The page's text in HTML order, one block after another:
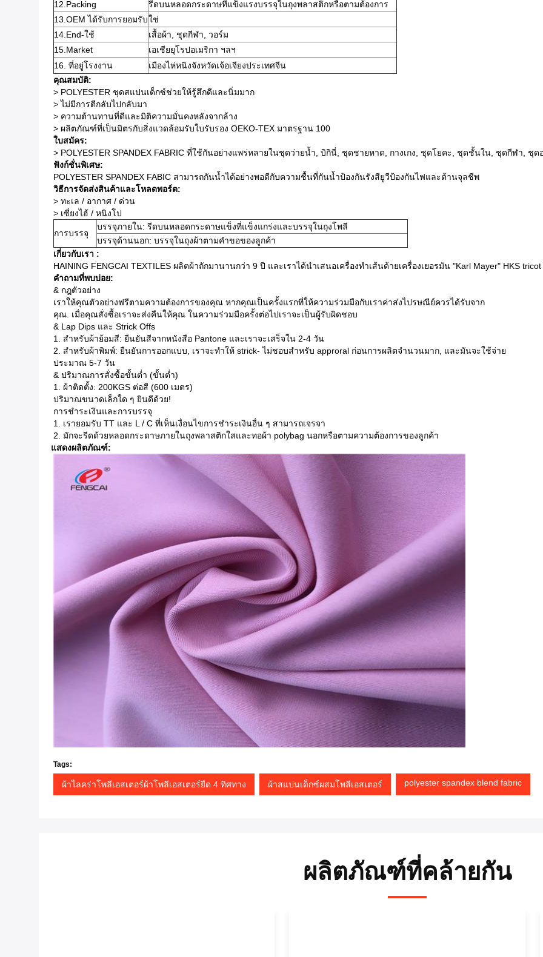
12.Packing
รีดบนหลอดกระดาษที่แข็งแรงบรรจุในถุงพลาสติกหรือตามต้องการ
13.OEM ได้รับการยอมรับใช่
14.End-ใช้
เสื้อผ้า, ชุดกีฬา, วอร์ม
15.Market
เอเชียยุโรปอเมริกา ฯลฯ
16. ที่อยู่โรงงาน
เมืองไห่หนิงจังหวัดเจ้อเจียงประเทศจีน
คุณสมบัติ:
> POLYESTER ชุดสแปนเด็กซ์ช่วยให้รู้สึกดีและนิ่มมาก
> ไม่มีการตีกลับไปกลับมา
> ความต้านทานที่ดีและมิติความมั่นคงหลังจากล้าง
> ผลิตภัณฑ์ที่เป็นมิตรกับสิ่งแวดล้อมรับใบรับรอง OEKO-TEX มาตรฐาน 100
ใบสมัคร:
> POLYESTER SPANDEX FABRIC ที่ใช้กันอย่างแพร่หลายในชุดว่ายน้ำ, บิกินี่, ชุดชายหาด, กางเกง, ชุดโยคะ, ชุดชั้นใน, ชุดกีฬา, ชุด
ฟังก์ชั่นพิเศษ:
POLYESTER SPANDEX FABIC สามารถกันน้ำได้อย่างพอดีกับความชื้นที่กันน้ำป้องกันรังสียูวีป้องกันไฟและต้านจุลชีพ
วิธีการจัดส่งสินค้าและโหลดพอร์ต:
> ทะเล / อากาศ / ด่วน
> เซี่ยงไฮ้ / หนิงโป
การบรรจุ
บรรจุภายใน: รีดบนหลอดกระดาษแข็งที่แข็งแกร่งและบรรจุในถุงโพลี
บรรจุด้านนอก: บรรจุในถุงผ้าตามคำขอของลูกค้า
เกี่ยวกับเรา :
HAINING FENGCAI TEXTILES ผลิตผ้าถักมานานกว่า 9 ปี และเราได้นำเสนอเครื่องทำเส้นด้ายเครื่องเยอรมัน "Karl Mayer" HKS
คำถามที่พบบ่อย:
& กฎตัวอย่าง
เราให้คุณตัวอย่างฟรีตามความต้องการของคุณ หากคุณเป็นครั้งแรกที่ให้ความร่วมมือกับเราค่าส่งไปรษณีย์ควรได้รับจาก
คุณ. เมื่อคุณสั่งซื้อเราจะส่งคืนให้คุณ ในความร่วมมือครั้งต่อไปเราจะเป็นผู้รับผิดชอบ
& Lap Dips และ Strick Offs
1. สำหรับผ้าย้อมสี: ยืนยันสีจากหนังสือ Pantone และเราจะเสร็จใน 2-4 วัน
2. สำหรับผ้าพิมพ์: ยืนยันการออกแบบ, เราจะทำให้ strick- ไม่ชอบสำหรับ approral ก่อนการผลิตจำนวนมาก, และมันจะใช้จ่าย
ประมาณ 5-7 วัน
& ปริมาณการสั่งซื้อขั้นต่ำ (ขั้นต่ำ)
1. ผ้าติดตั้ง: 200KGS ต่อสี (600 เมตร)
ปริมาณขนาดเล็กใด ๆ ยินดีด้วย!
การชำระเงินและการบรรจุ
1. เรายอมรับ TT และ L / C ที่เห็นเงื่อนไขการชำระเงินอื่น ๆ สามารถเจรจา
2. มักจะรีดด้วยหลอดกระดาษภายในถุงพลาสติกใสและทอผ้า polybag นอกหรือตามความต้องการของลูกค้า
แสดงผลิตภัณฑ์:
Tags:
ผ้าไลคร่าโพลีเอสเตอร์ผ้าโพลีเอสเตอร์ยืด 4 ทิศทาง ผ้าสแปนเด็กซ์ผสมโพลีเอสเตอร์ polyester spandex blend fabric
ผลิตภัณฑ์ที่คล้ายกัน